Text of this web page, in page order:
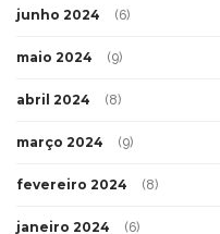
junho 2024 (6)
maio 2024 (9)
abril 2024 (8)
março 2024 (9)
fevereiro 2024 (8)
janeiro 2024 (6)